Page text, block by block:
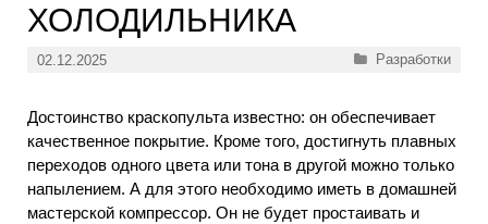
ХОЛОДИЛЬНИКА
02.12.2025 Рубрики
Разработки
Достоинство краскопульта известно: он обеспечивает
качественное покрытие. Кроме того, достигнуть плавных
переходов одного цвета или тона в другой можно только
напылением. А для этого необходимо иметь в домашней
мастерской компрессор. Он не будет простаивать и